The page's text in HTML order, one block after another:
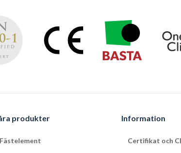
produkter
Fästelement
Information
Certifikat och